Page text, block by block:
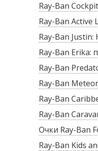
Ray-Ban
Ray-Ban Active
Ray-Ban Justin:
Ray-Ban Erika:
Ray-Ban
Ray-Ban
Ray-Ban
Ray-Ban
Очки Ray-Ban
Ray-Ban Kids